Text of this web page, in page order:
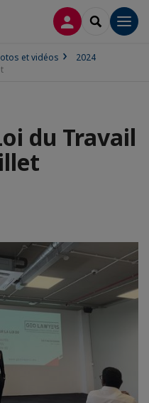
CONNEXION
et vidéos
2024
du Travail